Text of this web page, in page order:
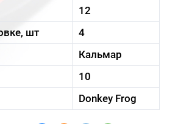
12
шт
4
Кальмар
10
Donkey Frog